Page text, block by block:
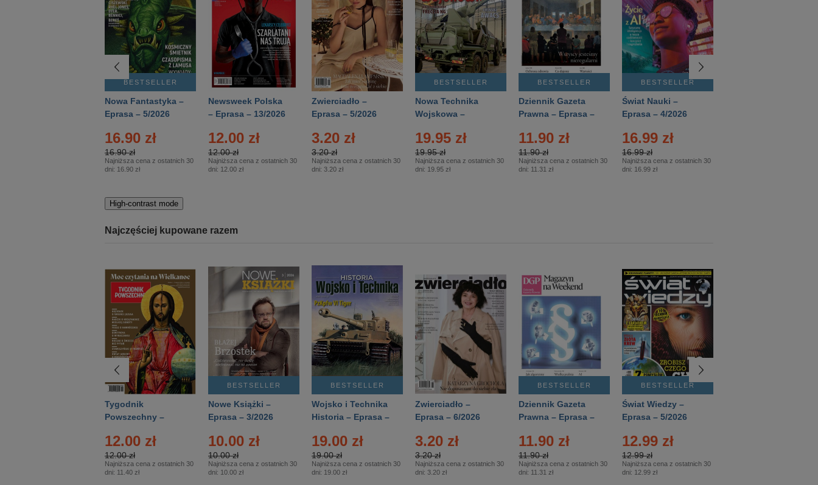
BESTSELLER
Nowa Fantastyka –
Eprasa – 5/2026
16.90 zł
16.90 zł
Najniższa cena z ostatnich 30
dni: 16.90 zł
Newsweek Polska
– Eprasa – 13/2026
12.00 zł
12.00 zł
Najniższa cena z ostatnich 30
dni: 12.00 zł
Zwierciadło –
Eprasa – 5/2026
3.20 zł
3.20 zł
Najniższa cena z ostatnich 30
dni: 3.20 zł
BESTSELLER
Nowa Technika
Wojskowa –
19.95 zł
19.95 zł
Najniższa cena z ostatnich 30
dni: 19.95 zł
BESTSELLER
Dziennik Gazeta
Prawna – Eprasa –
11.90 zł
11.90 zł
Najniższa cena z ostatnich 30
dni: 11.31 zł
BESTSELLER
Świat Nauki –
Eprasa – 4/2026
16.99 zł
16.99 zł
Najniższa cena z ostatnich 30
dni: 16.99 zł
High-contrast mode
Najczęściej kupowane razem
Tygodnik
Powszechny –
12.00 zł
12.00 zł
Najniższa cena z ostatnich 30
dni: 11.40 zł
BESTSELLER
Nowe Książki –
Eprasa – 3/2026
10.00 zł
10.00 zł
Najniższa cena z ostatnich 30
dni: 10.00 zł
BESTSELLER
Wojsko i Technika
Historia – Eprasa –
19.00 zł
19.00 zł
Najniższa cena z ostatnich 30
dni: 19.00 zł
Zwierciadło –
Eprasa – 6/2026
3.20 zł
3.20 zł
Najniższa cena z ostatnich 30
dni: 3.20 zł
BESTSELLER
Dziennik Gazeta
Prawna – Eprasa –
11.90 zł
11.90 zł
Najniższa cena z ostatnich 30
dni: 11.31 zł
BESTSELLER
Świat Wiedzy –
Eprasa – 5/2026
12.99 zł
12.99 zł
Najniższa cena z ostatnich 30
dni: 12.99 zł